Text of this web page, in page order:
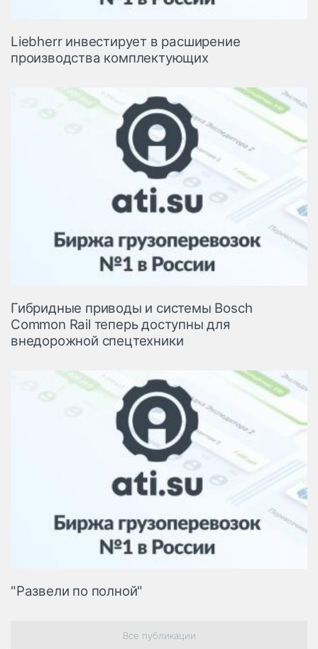
Liebherr инвестирует в расширение
производства комплектующих
Гибридные приводы и системы Bosch
Common Rail теперь доступны для
внедорожной спецтехники
"Развели по полной"
Все публикации